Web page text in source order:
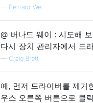
— Bernard Wei
@ 버나드 웨이 : 시도해
다시 장치 관리자에서 드
— Craig Brett
예, 먼저 드라이버를 제거
우스 오른쪽 버튼으로 클